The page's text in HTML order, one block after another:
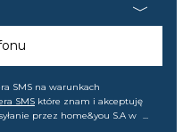
że mogę tę zgodę w
SMS na warunkach
SMS które znam i akceptuję
przez home&you S.A w